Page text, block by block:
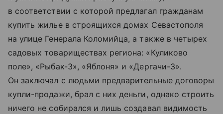
в соответствии с которой предлагал гражданам
купить жилье в строящихся домах Севастополя
на улице Генерала Коломийца, а также в четырех
садовых товариществах региона: «Куликово
поле», «Рыбак-3», «Яблоня» и «Дергачи-3».
Он заключал с людьми предварительные договоры
купли-продажи, брал с них деньги, однако строить
ничего не собирался и лишь создавал видимость